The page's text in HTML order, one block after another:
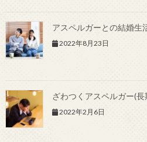
アスペルガーとの結婚生
2022年8月23日
ざわつくアスペルガー(長
2022年2月6日